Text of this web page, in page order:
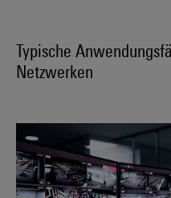
Typische
Netzwerken